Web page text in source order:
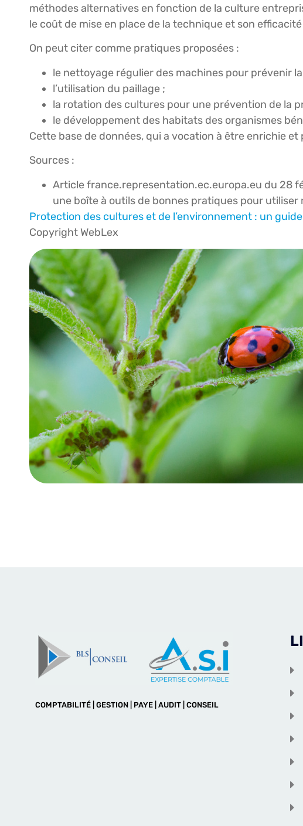
méthodes alternatives en fonction de la culture
le coût de mise en place de la technique et son
On peut citer comme pratiques proposées :
le nettoyage régulier des machines pour prévenir
l’utilisation du paillage ;
la rotation des cultures pour une prévention de la
le développement des habitats des organismes
Cette base de données, qui a vocation à être enrichie
Sources :
Article france.representation.ec.europa.eu du 28
une boîte à outils de bonnes pratiques pour
Protection des cultures et de l’environnement : un
Copyright WebLex
COMPTABILITÉ | GESTION | PAYE | AUDIT | CONSEIL